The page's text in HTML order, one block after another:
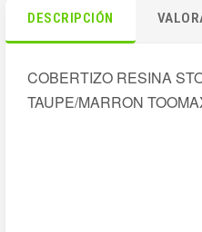
DESCRIPCIÓN
COBERTIZO RESINA
TAUPE/MARRON